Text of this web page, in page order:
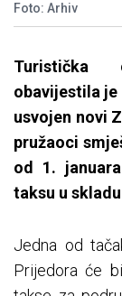
Foto: Arhiv
Turistička
obavijestila je
usvojen novi
pružaoci
od 1.
taksu u
Jedna od
Prijedora će